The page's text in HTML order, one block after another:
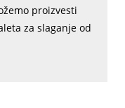
proizvesti
za slaganje od